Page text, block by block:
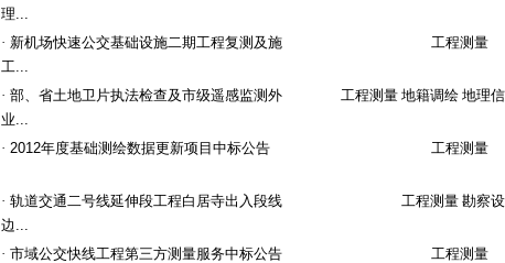
理...
· 新机场快速公交基础设施二期工程复测及施
工...
工程测量
· 部、省土地卫片执法检查及市级遥感监测外
业...
工程测量 地籍调绘 地理
· 2012年度基础测绘数据更新项目中标公告 工程测量
· 轨道交通二号线延伸段工程白居寺出入段线
边...
工程测量 勘察
· 市域公交快线工程第三方测量服务中标公告 工程测量